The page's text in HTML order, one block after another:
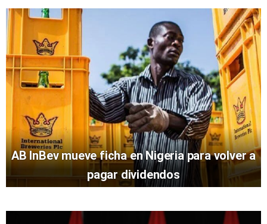
AB InBev mueve ficha en Nigeria para volver a
pagar dividendos